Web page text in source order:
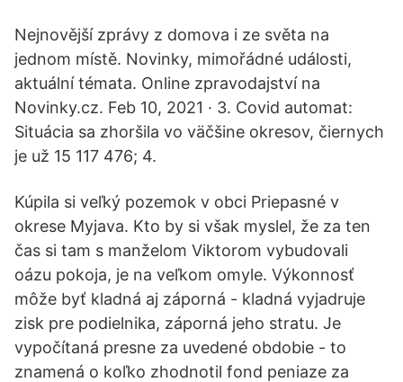
Nejnovější zprávy z domova i ze světa na
jednom místě. Novinky, mimořádné události,
aktuální témata. Online zpravodajství na
Novinky.cz. Feb 10, 2021 · 3. Covid automat:
Situácia sa zhoršila vo väčšine okresov, čiernych
je už 15 117 476; 4.
Kúpila si veľký pozemok v obci Priepasné v
okrese Myjava. Kto by si však myslel, že za ten
čas si tam s manželom Viktorom vybudovali
oázu pokoja, je na veľkom omyle. Výkonnosť
môže byť kladná aj záporná - kladná vyjadruje
zisk pre podielnika, záporná jeho stratu. Je
vypočítaná presne za uvedené obdobie - to
znamená o koľko zhodnotil fond peniaze za